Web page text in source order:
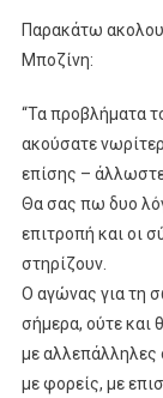
Παρακάτω
Μποζίνη:
“Τα προβλήματα
ακούσατε
επίσης – άλλωστε
Θα σας πω δυο
επιτροπή και οι
στηρίζουν.
Ο αγώνας για τη
σήμερα, ούτε και
με αλλεπάλληλες
με φορείς, με